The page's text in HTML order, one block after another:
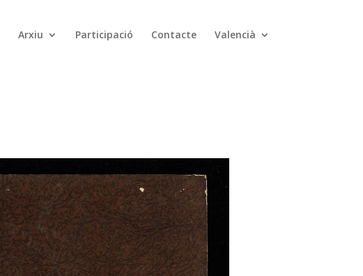
Arxiu Participació Contacte Valencià